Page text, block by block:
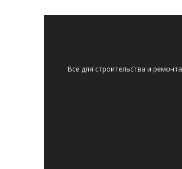
Всё для строительства и ремонта